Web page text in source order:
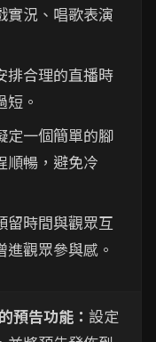
實況、唱歌表演
排合理的直播時
。
定一個簡單的腳
順暢，避免冷
留時間與觀眾互
觀眾參與感。
預告功能： 設定